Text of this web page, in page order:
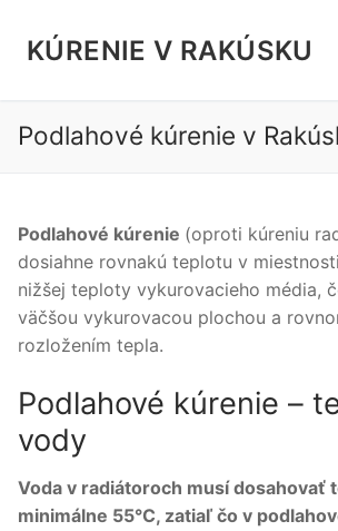
KÚRENIE V RAKÚSKU
Hľadať:
Podlahové kúrenie v
Podlahové kúrenie (oproti kúreniu
dosiahne rovnakú teplotu v
nižšej teploty vykurovacieho média,
väčšou vykurovacou plochou a
rozložením tepla.
Podlahové kúrenie –
vody
Voda v radiátoroch musí dosahovať
minimálne 55°C, zatiaľ čo v